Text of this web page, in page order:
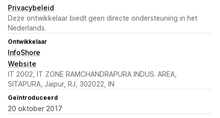
Privacybeleid
Deze ontwikkelaar biedt geen directe ondersteuning in het
Nederlands.
Ontwikkelaar
InfoShore
Website
IT 2002, IT ZONE RAMCHANDRAPURA INDUS. AREA,
SITAPURA, Jaipur, RJ, 302022, IN
Geïntroduceerd
20 oktober 2017